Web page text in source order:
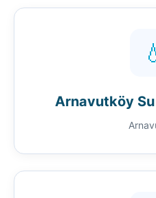
Arnavutköy